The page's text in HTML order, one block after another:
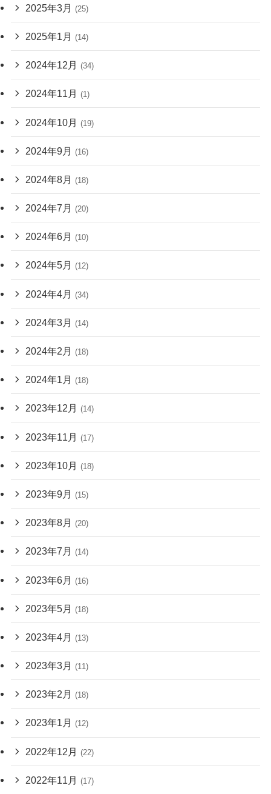
2025年3月 (25)
2025年1月 (14)
2024年12月 (34)
2024年11月 (1)
2024年10月 (19)
2024年9月 (16)
2024年8月 (18)
2024年7月 (20)
2024年6月 (10)
2024年5月 (12)
2024年4月 (34)
2024年3月 (14)
2024年2月 (18)
2024年1月 (18)
2023年12月 (14)
2023年11月 (17)
2023年10月 (18)
2023年9月 (15)
2023年8月 (20)
2023年7月 (14)
2023年6月 (16)
2023年5月 (18)
2023年4月 (13)
2023年3月 (11)
2023年2月 (18)
2023年1月 (12)
2022年12月 (22)
2022年11月 (17)